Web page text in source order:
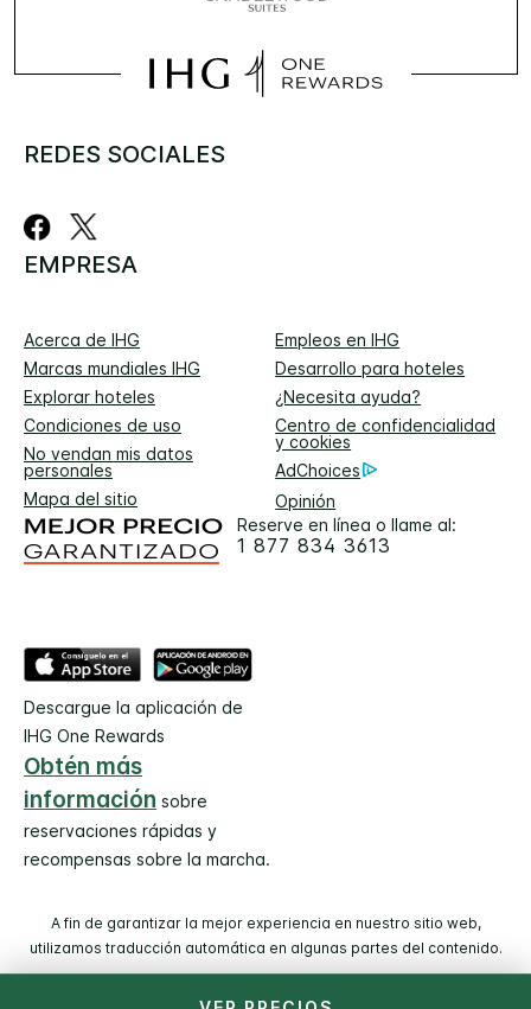
REDES SOCIALES
EMPRESA
Acerca de IHG
Empleos en IHG
Marcas mundiales IHG
Desarrollo para hoteles
Explorar hoteles
¿Necesita ayuda?
Condiciones de uso
Centro de confidencialidad
y cookies
No vendan mis datos
personales
AdChoices
Mapa del sitio
Opinión
Reserve en línea o llame al:
1 877 834 3613
Descargue la aplicación de
IHG One Rewards
Obtén más
información sobre
reservaciones rápidas y
recompensas sobre la marcha.
A fin de garantizar la mejor experiencia en nuestro sitio web,
utilizamos traducción automática en algunas partes del contenido.